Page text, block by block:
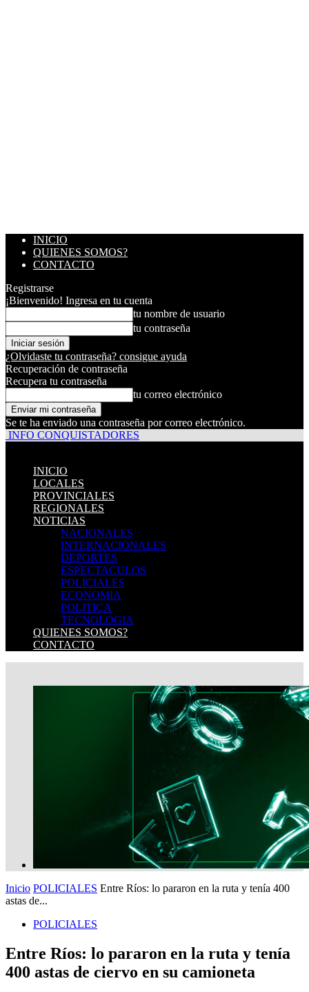
INICIO
QUIENES SOMOS?
CONTACTO
Registrarse
¡Bienvenido! Ingresa en tu cuenta
tu nombre de usuario
tu contraseña
¿Olvidaste tu contraseña? consigue ayuda
Recuperación de contraseña
Recupera tu contraseña
tu correo electrónico
Se te ha enviado una contraseña por correo electrónico.
INFO CONQUISTADORES
INICIO
LOCALES
PROVINCIALES
REGIONALES
NOTICIAS
NACIONALES
INTERNACIONALES
DEPORTES
ESPECTACULOS
POLICIALES
ECONOMIA
POLITICA
TECNOLOGIA
QUIENES SOMOS?
CONTACTO
Inicio POLICIALES Entre Ríos: lo pararon en la ruta y tenía 400
astas de...
POLICIALES
Entre Ríos: lo pararon en la ruta y tenía
400 astas de ciervo en su camioneta